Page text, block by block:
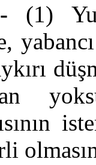
(1)